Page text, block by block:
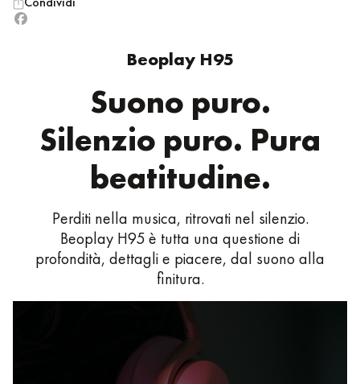
Beoplay H95
Suono puro.
Silenzio puro. Pura
beatitudine.
Perditi nella musica, ritrovati nel silenzio.
Beoplay H95 è tutta una questione di
profondità, dettagli e piacere, dal suono alla
finitura.